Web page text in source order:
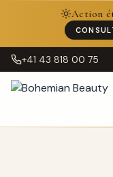
Action
+41 43 818 00 75